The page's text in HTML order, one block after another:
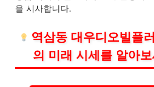
을 시사합니다.
역삼동 대우디오빌플
의 미래 시세를 알아